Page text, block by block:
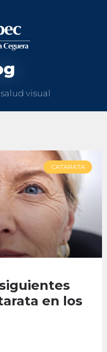
visual
CATARATA
en los